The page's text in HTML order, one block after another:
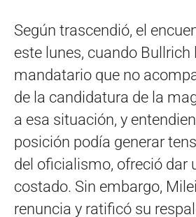
Según trascendió, el
este lunes, cuando Bullrich
mandatario que no
de la candidatura de la
a esa situación, y
posición podía generar
del oficialismo, ofreció dar
costado. Sin embargo,
renuncia y ratificó su